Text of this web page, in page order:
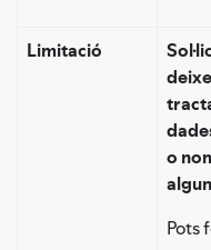
Limitació
o
Pots